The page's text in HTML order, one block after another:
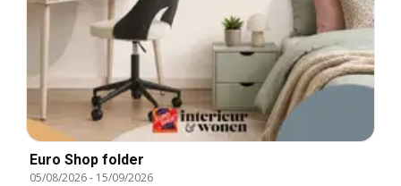
Euro Shop folder
05/08/2026- 15/09/2026